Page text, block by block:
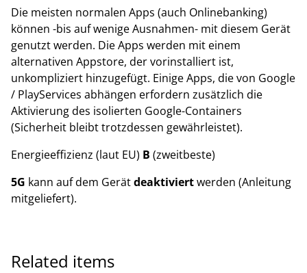
Die meisten normalen Apps (auch Onlinebanking)
können -bis auf wenige Ausnahmen- mit diesem Gerät
genutzt werden. Die Apps werden mit einem
alternativen Appstore, der vorinstalliert ist,
unkompliziert hinzugefügt. Einige Apps, die von Google
/ PlayServices abhängen erfordern zusätzlich die
Aktivierung des isolierten Google-Containers
(Sicherheit bleibt trotzdessen gewährleistet).
Energieeffizienz (laut EU) B (zweitbeste)
5G kann auf dem Gerätdeaktiviertwerden (Anleitung
mitgeliefert).
Related items